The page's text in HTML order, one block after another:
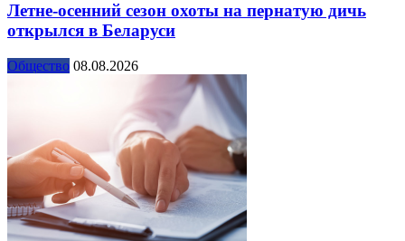
Летне-осенний сезон охоты на пернатую дичь
открылся в Беларуси
Общество 08.08.2026